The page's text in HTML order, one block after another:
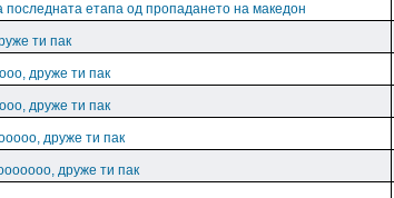
последната етапа од пропадането на македон
ти пак
друже ти пак
друже ти пак
друже ти пак
друже ти пак